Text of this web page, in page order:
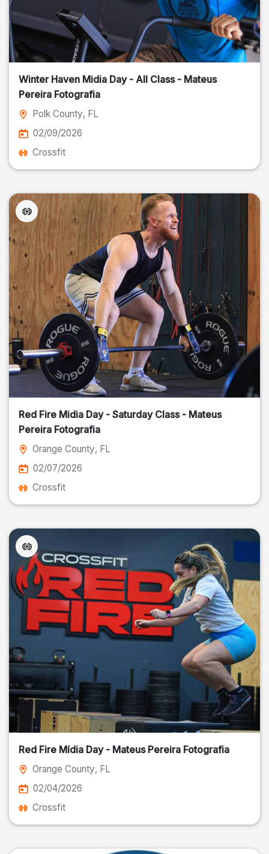
Winter Haven Midia Day - All Class - Mateus
Pereira Fotografia
Polk County, FL
02/09/2026
Crossfit
Red Fire Midia Day - Saturday Class - Mateus
Pereira Fotografia
Orange County, FL
02/07/2026
Crossfit
Red Fire Mídia Day - Mateus Pereira Fotografia
Orange County, FL
02/04/2026
Crossfit